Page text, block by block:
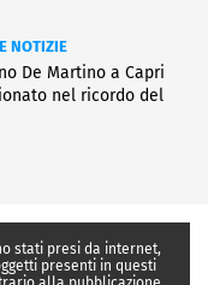
NOTIZIE
De Martino a Capri
nel ricordo del
stati presi da internet,
presenti in questi